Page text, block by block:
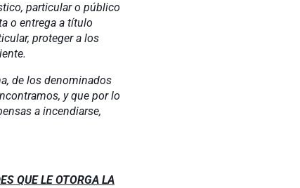
particular o público
o entrega a título
proteger a los
los denominados
y que por lo
a incendiarse,
QUE LE OTORGA LA